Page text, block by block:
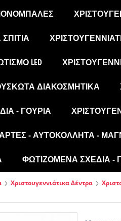
LED
ΔΙΑΚΟΣΜΗΤΙΚΆ
- ΓΟΎΡΙΑ
- ΑΥΤΟΚΌΛΛΗΤΑ -
ΦΩΤΙΖΌΜΕΝΑ ΣΧΈΔΙΑ -
Χριστουγεννιάτικα Δέντρα